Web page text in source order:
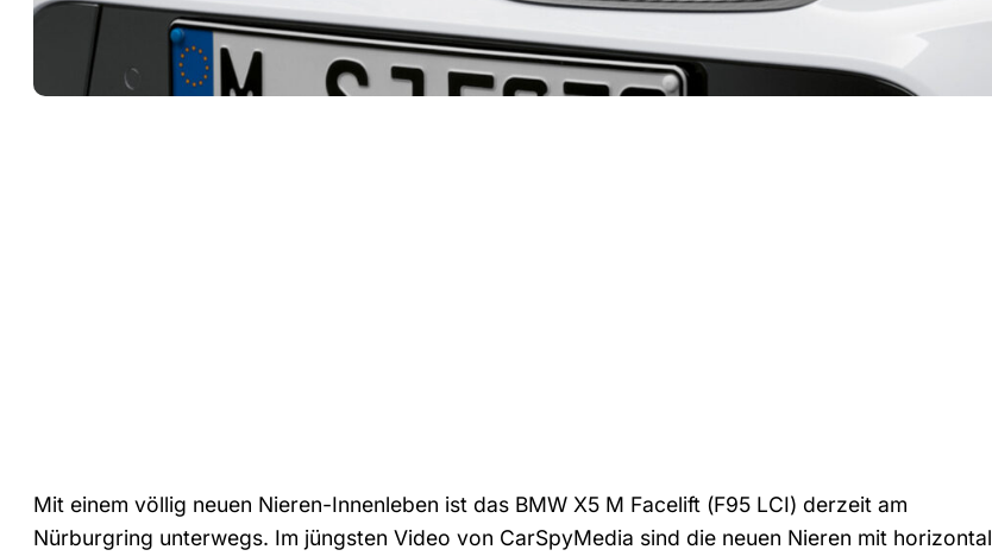
Mit einem völlig neuen Nieren-Innenleben ist das BMW X5 M Facelift (F95 LCI) derzeit am
Nürburgring unterwegs. Im jüngsten Video von CarSpyMedia sind die neuen Nieren mit horizontal